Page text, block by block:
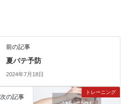
前の記事
夏バテ予防
2024年7月18日
トレーニング
次の記事